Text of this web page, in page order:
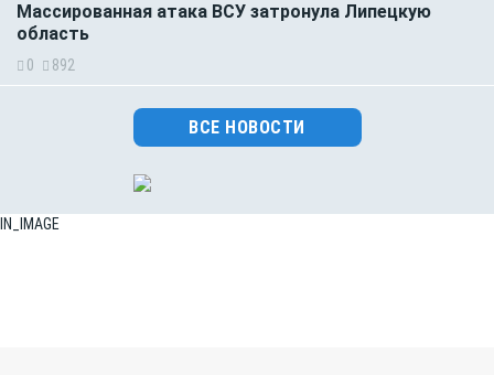
Массированная атака ВСУ затронула Липецкую
область
0 892
ВСЕ НОВОСТИ
IN_IMAGE